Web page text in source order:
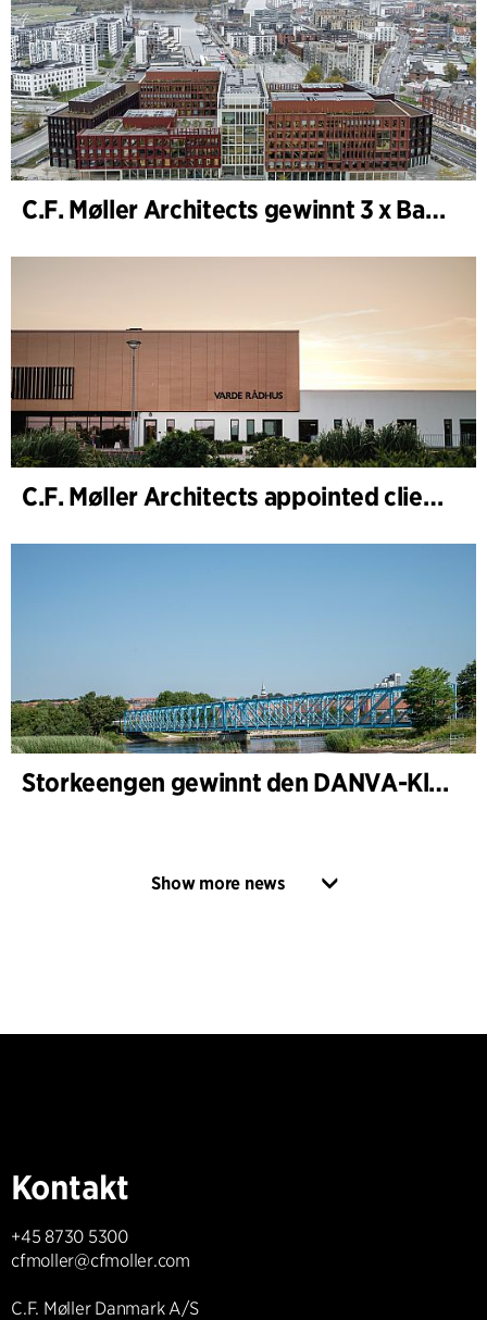
C.F. Møller Architects gewinnt 3 x Bauwerk des Jahres (Årets Byggeri) 2025
C.F. Møller Architects appointed client adviser for the expansion of Varde Town Hall
Storkeengen gewinnt den DANVA-Klimapreis 2025 – und baut auf bisherigen Architektur- Auszeichnungen auf
Show more news
Kontakt
+45 8730 5300
cfmoller@cfmoller.com
C.F. Møller Danmark A/S